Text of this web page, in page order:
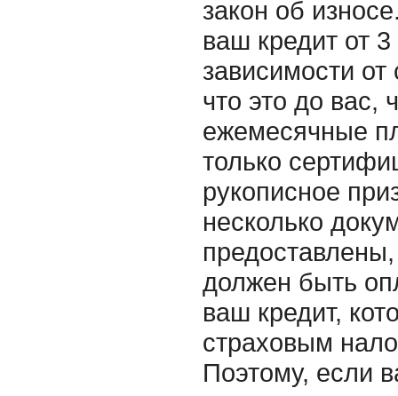
закон об
ваш кредит от
зависимости
что это до вас,
ежемесячные
только
рукописное
несколько
должен быть
ваш кредит,
страховым
Поэтому, если